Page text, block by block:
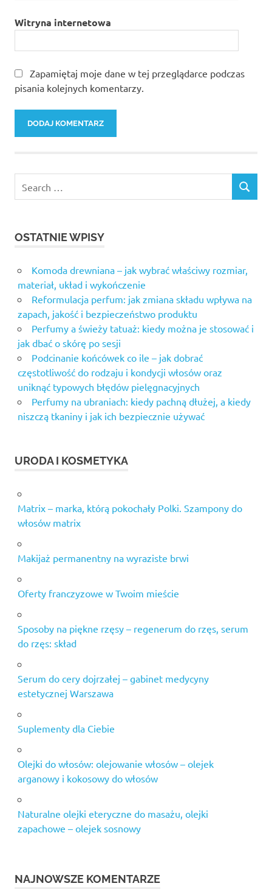
Witryna internetowa
Zapamiętaj moje dane w tej przeglądarce podczas
pisania kolejnych komentarzy.
OSTATNIE WPISY
Komoda drewniana – jak wybrać właściwy rozmiar,
materiał, układ i wykończenie
Reformulacja perfum: jak zmiana składu wpływa na
zapach, jakość i bezpieczeństwo produktu
Perfumy a świeży tatuaż: kiedy można je stosować i
jak dbać o skórę po sesji
Podcinanie końcówek co ile – jak dobrać
częstotliwość do rodzaju i kondycji włosów oraz
uniknąć typowych błędów pielęgnacyjnych
Perfumy na ubraniach: kiedy pachną dłużej, a kiedy
niszczą tkaniny i jak ich bezpiecznie używać
URODA I KOSMETYKA
Matrix – marka, którą pokochały Polki. Szampony do
włosów matrix
Makijaż permanentny na wyraziste brwi
Oferty franczyzowe w Twoim mieście
Sposoby na piękne rzęsy – regenerum do rzęs, serum
do rzęs: skład
Serum do cery dojrzałej – gabinet medycyny
estetycznej Warszawa
Suplementy dla Ciebie
Olejki do włosów: olejowanie włosów – olejek
arganowy i kokosowy do włosów
Naturalne olejki eteryczne do masażu, olejki
zapachowe – olejek sosnowy
NAJNOWSZE KOMENTARZE